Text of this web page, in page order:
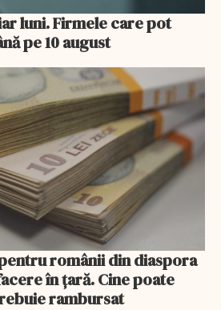
luni. Firmele care pot
pe 10 august
românii din diaspora
în țară. Cine poate
rambursat